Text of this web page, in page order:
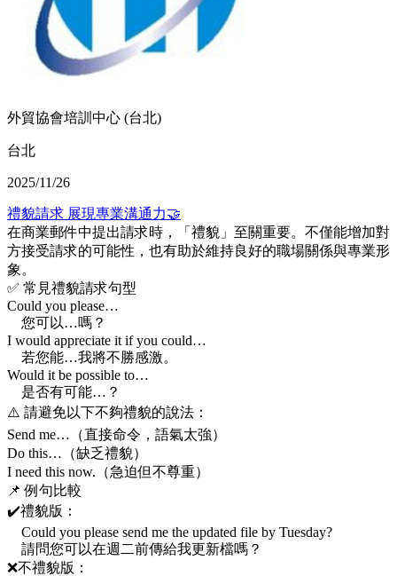
外貿協會培訓中心 (台北)
台北
2025/11/26
禮貌請求 展現專業溝通力🤝
在商業郵件中提出請求時，「禮貌」至關重要。不僅能增加對
方接受請求的可能性，也有助於維持良好的職場關係與專業形
象。
✅ 常見禮貌請求句型
Could you please…
您可以…嗎？
I would appreciate it if you could…
若您能…我將不勝感激。
Would it be possible to…
是否有可能…？
⚠️ 請避免以下不夠禮貌的說法：
Send me…（直接命令，語氣太強）
Do this…（缺乏禮貌）
I need this now.（急迫但不尊重）
📌 例句比較
✔️禮貌版：
Could you please send me the updated file by Tuesday?
請問您可以在週二前傳給我更新檔嗎？
❌不禮貌版：